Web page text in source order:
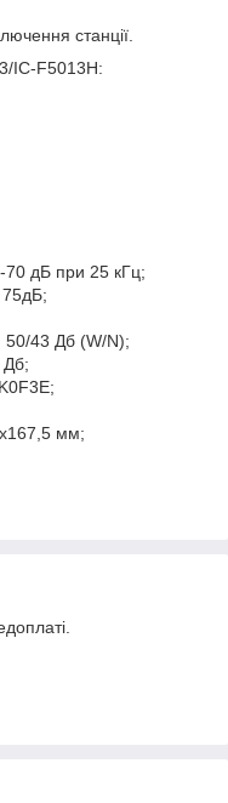
станції.
IC-F5013H:
-70 дБ при 25 кГц;
75дБ;
50/43 Дб (W/N);
Дб;
мм;